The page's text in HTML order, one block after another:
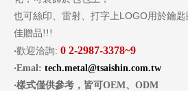
也可絲印、雷射、打字上 LOGO用於鑰
佳贈品!!!
‧歡迎洽詢: 0 2-2987-3378~9
‧Emal: tech.metal@tsaishin.com.tw
‧樣式僅供參考，皆可OEM、 ODM